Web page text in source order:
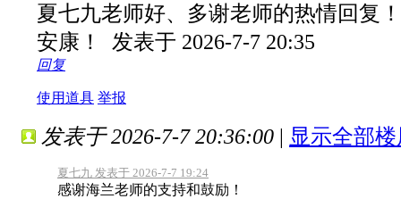
夏七九老师好、多谢老师的热情回复
安康！ 发表于 2026-7-7 20:35
回复
使用道具 举报
发表于 2026-7-7 20:36:00 | 显示全部
夏七九 发表于 2026-7-7 19:24
感谢海兰老师的支持和鼓励！